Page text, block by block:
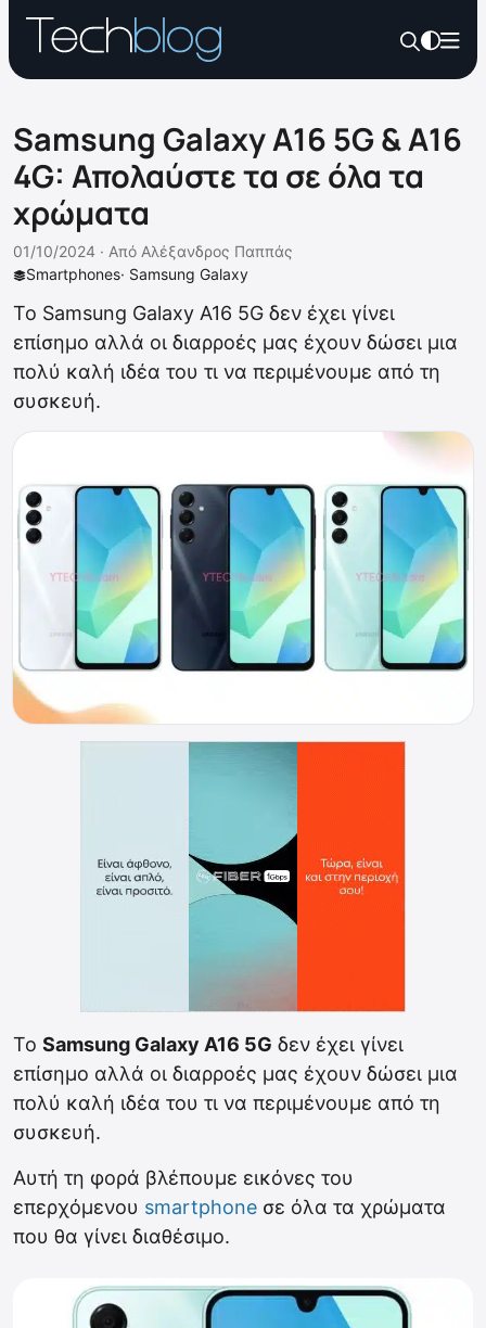
Samsung Galaxy A16 5G & A16
4G: Απολαύστε τα σε όλα τα
χρώματα
Smartphones· Samsung Galaxy
01/10/2024 · Από Αλέξανδρος Παππάς
Το Samsung Galaxy A16 5G δεν έχει γίνει
επίσημο αλλά οι διαρροές μας έχουν δώσει μια
πολύ καλή ιδέα του τι να περιμένουμε από τη
συσκευή.
Το Samsung Galaxy A16 5G δεν έχει γίνει
επίσημο αλλά οι διαρροές μας έχουν δώσει μια
πολύ καλή ιδέα του τι να περιμένουμε από τη
συσκευή.
Αυτή τη φορά βλέπουμε εικόνες του
επερχόμενου smartphone σε όλα τα χρώματα
που θα γίνει διαθέσιμο.